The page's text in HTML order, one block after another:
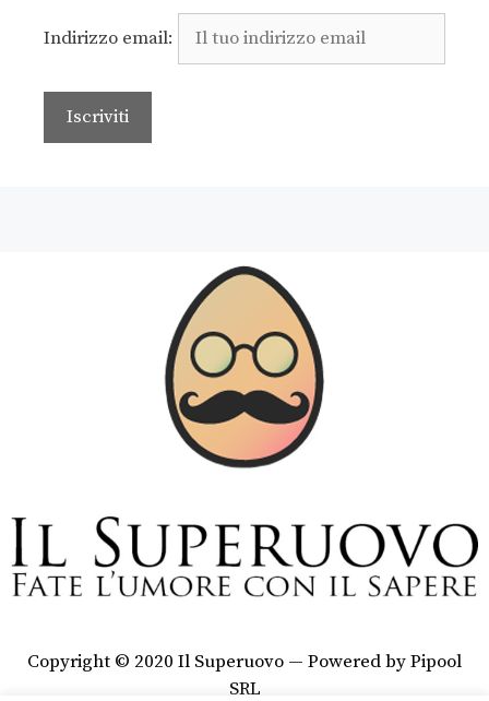
Indirizzo email:
Copyright © 2020 Il Superuovo — Powered by Pipool
SRL